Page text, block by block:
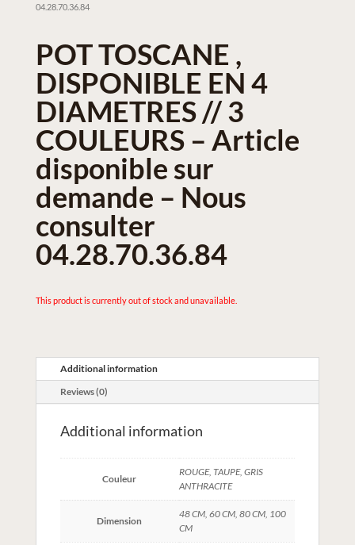
04.28.70.36.84
POT TOSCANE ,
DISPONIBLE EN 4
DIAMETRES // 3
COULEURS – Article
disponible sur
demande – Nous
consulter
04.28.70.36.84
This product is currently out of stock and unavailable.
Additional information
Reviews (0)
Additional information
Couleur
ROUGE, TAUPE, GRIS
ANTHRACITE
Dimension
48 CM, 60 CM, 80 CM, 100
CM